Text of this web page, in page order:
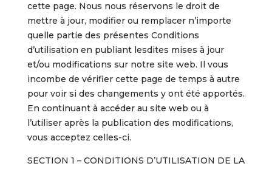
cette page. Nous nous réservons le droit de
mettre à jour, modifier ou remplacer n’importe
quelle partie des présentes Conditions
d’utilisation en publiant lesdites mises à jour
et/ou modifications sur notre site web. Il vous
incombe de vérifier cette page de temps à autre
pour voir si des changements y ont été apportés.
En continuant à accéder au site web ou à
l’utiliser après la publication des modifications,
vous acceptez celles-ci.
SECTION 1 – CONDITIONS D’UTILISATION DE LA